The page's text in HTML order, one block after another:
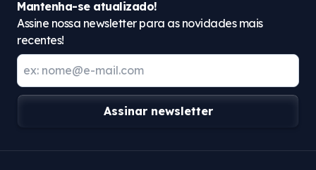
Mantenha-se atualizado!
Assine nossa newsletter para as novidades mais
recentes!
Assinar newsletter